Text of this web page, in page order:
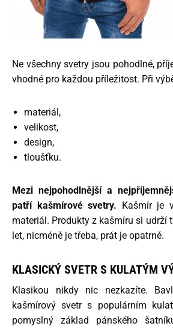
Ne všechny svetry jsou pohodlné,
vhodné pro každou příležitost. Při
materiál,
velikost,
design,
tloušťku.
Mezi nejpohodlnější a
patří kašmírové svetry. Kašmír je
materiál. Produkty z kašmíru si udrží
let, nicméně je třeba, prát je opatrně.
KLASICKÝ SVETR S KULATÝM
Klasikou nikdy nic nezkazíte.
kašmírový svetr s populárním
pomyslný základ pánského